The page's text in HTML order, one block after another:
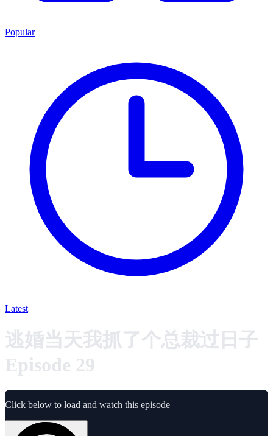
Popular
Latest
逃婚当天我抓了个总裁过日子
Episode 29
Click below to load and watch this episode